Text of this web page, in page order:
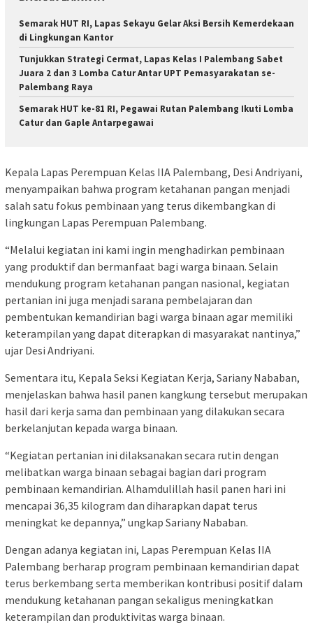
Semarak HUT RI, Lapas Sekayu Gelar Aksi Bersih Kemerdekaan
di Lingkungan Kantor
Tunjukkan Strategi Cermat, Lapas Kelas I Palembang Sabet
Juara 2 dan 3 Lomba Catur Antar UPT Pemasyarakatan se-
Palembang Raya
Semarak HUT ke-81 RI, Pegawai Rutan Palembang Ikuti Lomba
Catur dan Gaple Antarpegawai
Kepala Lapas Perempuan Kelas IIA Palembang, Desi Andriyani,
menyampaikan bahwa program ketahanan pangan menjadi
salah satu fokus pembinaan yang terus dikembangkan di
lingkungan Lapas Perempuan Palembang.
“Melalui kegiatan ini kami ingin menghadirkan pembinaan
yang produktif dan bermanfaat bagi warga binaan. Selain
mendukung program ketahanan pangan nasional, kegiatan
pertanian ini juga menjadi sarana pembelajaran dan
pembentukan kemandirian bagi warga binaan agar memiliki
keterampilan yang dapat diterapkan di masyarakat nantinya,”
ujar Desi Andriyani.
Sementara itu, Kepala Seksi Kegiatan Kerja, Sariany Nababan,
menjelaskan bahwa hasil panen kangkung tersebut merupakan
hasil dari kerja sama dan pembinaan yang dilakukan secara
berkelanjutan kepada warga binaan.
“Kegiatan pertanian ini dilaksanakan secara rutin dengan
melibatkan warga binaan sebagai bagian dari program
pembinaan kemandirian. Alhamdulillah hasil panen hari ini
mencapai 36,35 kilogram dan diharapkan dapat terus
meningkat ke depannya,” ungkap Sariany Nababan.
Dengan adanya kegiatan ini, Lapas Perempuan Kelas IIA
Palembang berharap program pembinaan kemandirian dapat
terus berkembang serta memberikan kontribusi positif dalam
mendukung ketahanan pangan sekaligus meningkatkan
keterampilan dan produktivitas warga binaan.